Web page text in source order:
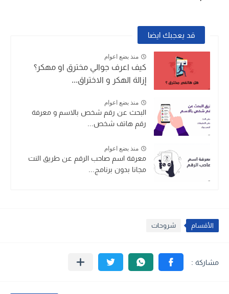
قد يعجبك ايضا
منذ بضع اعوام
كيف اعرف جوالي مخترق او مهكر؟
إزالة الهكر و الاختراق...
منذ بضع اعوام
البحث عن رقم شخص بالاسم و معرفة
رقم هاتف شخص...
منذ بضع اعوام
معرفة اسم صاحب الرقم عن طريق النت
مجانا بدون برنامج...
الأقسام شروحات